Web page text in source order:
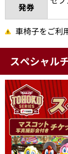
発券
車椅子をご利
スペシャル